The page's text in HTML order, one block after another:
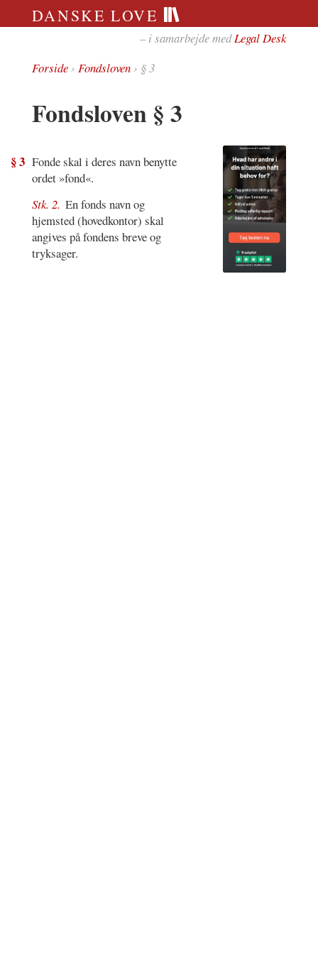
DANSKE LOVE
– i samarbejde medLegal Desk
Forside› Fondsloven› § 3
Fondsloven § 3
§ 3 Fonde skal i deres navn benytte
ordet »fond«.
Stk. 2. En fonds navn og
hjemsted (hovedkontor) skal
angives på fondens breve og
tryksager.